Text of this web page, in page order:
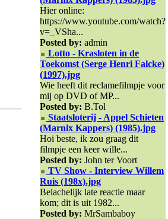
Hier online:
https://www.youtube.com/watch?
v=_VSha...
Posted by: admin
Lotto - Krasloten in de
Toekomst (Serge Henri Falcke)
(1997).jpg
Wie heeft dit reclamefilmpje voor
mij op DVD of MP...
Posted by: B.Tol
Staatsloterij - Appel Schieten
(Marnix Kappers) (1985).jpg
Hoi beste, ik zou graag dit
filmpje een keer wille...
Posted by: John ter Voort
TV Show - Interview Willem
Ruis (198x).jpg
Belachelijk late reactie maar
kom; dit is uit 1982...
Posted by: MrSambaboy